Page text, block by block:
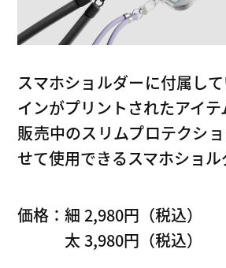
スマホショルダーに付属し
インがプリントされたアイテ
販売中のスリムプロテクシ
せて使用できるスマホショル
価格：細 2,980円（税込）
太 3,980円（税込）